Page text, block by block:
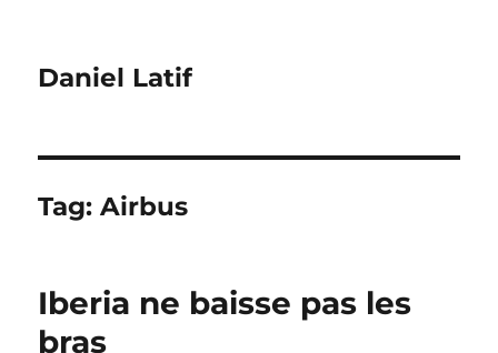
Daniel Latif
Tag:Airbus
Iberia ne baisse pas les
bras